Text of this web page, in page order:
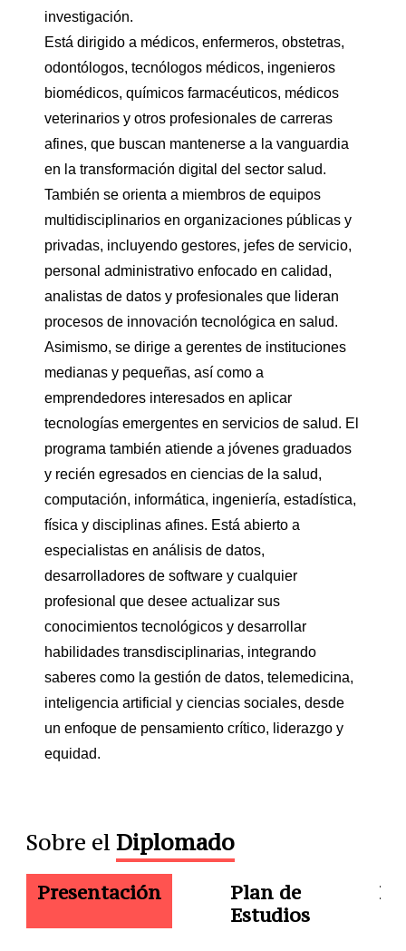
investigación.
Está dirigido a médicos, enfermeros, obstetras,
odontólogos, tecnólogos médicos, ingenieros
biomédicos, químicos farmacéuticos, médicos
veterinarios y otros profesionales de carreras
afines, que buscan mantenerse a la vanguardia
en la transformación digital del sector salud.
También se orienta a miembros de equipos
multidisciplinarios en organizaciones públicas y
privadas, incluyendo gestores, jefes de servicio,
personal administrativo enfocado en calidad,
analistas de datos y profesionales que lideran
procesos de innovación tecnológica en salud.
Asimismo, se dirige a gerentes de instituciones
medianas y pequeñas, así como a
emprendedores interesados en aplicar
tecnologías emergentes en servicios de salud. El
programa también atiende a jóvenes graduados
y recién egresados en ciencias de la salud,
computación, informática, ingeniería, estadística,
física y disciplinas afines. Está abierto a
especialistas en análisis de datos,
desarrolladores de software y cualquier
profesional que desee actualizar sus
conocimientos tecnológicos y desarrollar
habilidades transdisciplinarias, integrando
saberes como la gestión de datos, telemedicina,
inteligencia artificial y ciencias sociales, desde
un enfoque de pensamiento crítico, liderazgo y
equidad.
Sobre elDiplomado
Presentación
Plan de
Estudios